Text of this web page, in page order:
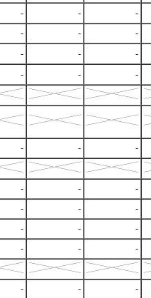
- -
-
- -
-
- -
-
- -
-
- -
-
- -
-
- -
-
- -
-
- -
-
- -
-